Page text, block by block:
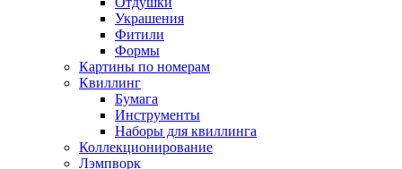
Украшения
Фитили
Формы
Картины по номерам
Квиллинг
Бумага
Инструменты
Наборы для квиллинга
Коллекционирование
Лэмпворк